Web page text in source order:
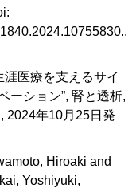
涯医療を支えるサイ
ーション”, 腎と透析,
2024年10月25日発
Hiroaki and
Yoshiyuki,